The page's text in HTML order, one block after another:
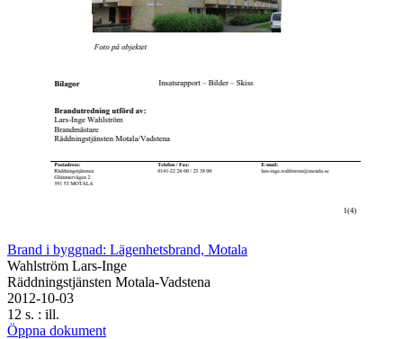
Brand i byggnad: Lägenhetsbrand, Motala
Wahlström Lars-Inge
Räddningstjänsten Motala-Vadstena
2012-10-03
12 s. : ill.
Öppna dokument